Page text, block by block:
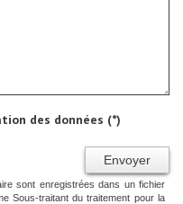
des données (*)
Envoyer
sont enregistrées dans un fichier
Sous-traitant du traitement pour la